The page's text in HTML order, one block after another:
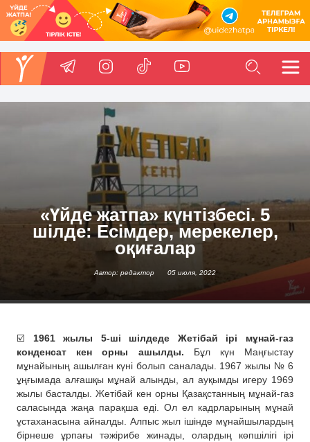
«Үйде жатпа» күнтізбесі. 5
шілде: Есімдер, мерекелер,
оқиғалар
Автор: редактор 05 июля, 2022
☑️ 1961 жылы 5-ші шілдеде Жетібай ірі мұнай-газ
конденсат кен орны ашылды. Бұл күн Маңғыстау
мұнайының ашылған күні болып саналады. 1967 жылы № 6
ұңғымада алғашқы мұнай алынды, ал ауқымды игеру 1969
жылы басталды. Жетібай кен орны Қазақстанның мұнай-газ
саласында жаңа парақша еді. Ол ел кадрларының мұнай
ұстаханасына айналды. Алпыс жыл ішінде мұнайшылардың
бірнеше ұрпағы тәжірибе жинады, олардың көпшілігі ірі